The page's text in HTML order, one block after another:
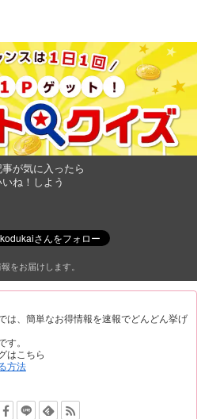
事が気に入ったら
いね！しよう
をお届けします。
は、簡単なお得情報を速報でどんどん挙げ
す。
はこちら
方法